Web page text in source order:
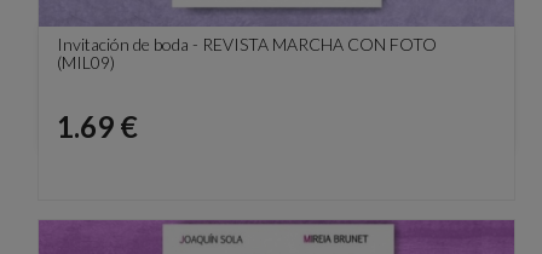
Invitación de boda - REVISTA MARCHA CON FOTO
(MIL09)
Precio
1.69 €